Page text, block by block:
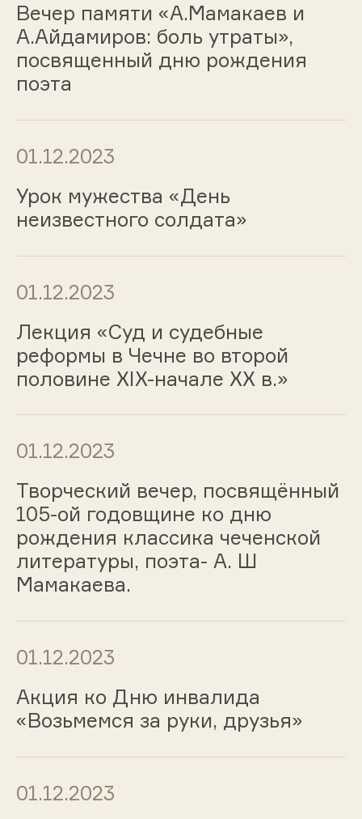
Вечер памяти «А.Мамакаев и
А.Айдамиров: боль утраты»,
посвященный дню рождения
поэта
01.12.2023
Урок мужества «День
неизвестного солдата»
01.12.2023
Лекция «Суд и судебные
реформы в Чечне во второй
половине XIX-начале XX в.»
01.12.2023
Творческий вечер, посвящённый
105-ой годовщине ко дню
рождения классика чеченской
литературы, поэта- А. Ш
Мамакаева.
01.12.2023
Акция ко Дню инвалида
«Возьмемся за руки, друзья»
01.12.2023